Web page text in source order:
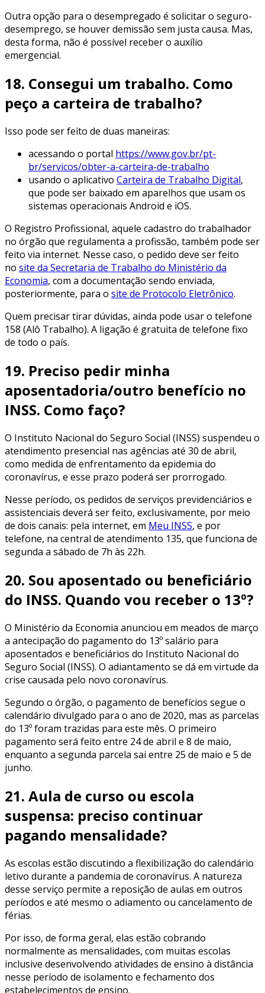
Outra opção para o desempregado é solicitar o seguro-
desemprego, se houver demissão sem justa causa. Mas,
desta forma, não é possível receber o auxílio
emergencial.
18. Consegui um trabalho. Como
peço a carteira de trabalho?
Isso pode ser feito de duas maneiras:
acessando o portal https://www.gov.br/pt-
br/servicos/obter-a-carteira-de-trabalho
usando o aplicativo Carteira de Trabalho Digital,
que pode ser baixado em aparelhos que usam os
sistemas operacionais Android e iOS.
O Registro Profissional, aquele cadastro do trabalhador
no órgão que regulamenta a profissão, também pode ser
feito via internet. Nesse caso, o pedido deve ser feito
no site da Secretaria de Trabalho do Ministério da
Economia, com a documentação sendo enviada,
posteriormente, para o site de Protocolo Eletrônico.
Quem precisar tirar dúvidas, ainda pode usar o telefone
158 (Alô Trabalho). A ligação é gratuita de telefone fixo
de todo o país.
19. Preciso pedir minha
aposentadoria/outro benefício no
INSS. Como faço?
O Instituto Nacional do Seguro Social (INSS) suspendeu o
atendimento presencial nas agências até 30 de abril,
como medida de enfrentamento da epidemia do
coronavírus, e esse prazo poderá ser prorrogado.
Nesse período, os pedidos de serviços previdenciários e
assistenciais deverá ser feito, exclusivamente, por meio
de dois canais: pela internet, em Meu INSS, e por
telefone, na central de atendimento 135, que funciona de
segunda a sábado de 7h às 22h.
20. Sou aposentado ou beneficiário
do INSS. Quando vou receber o 13º?
O Ministério da Economia anunciou em meados de março
a antecipação do pagamento do 13º salário para
aposentados e beneficiários do Instituto Nacional do
Seguro Social (INSS). O adiantamento se dá em virtude da
crise causada pelo novo coronavírus.
Segundo o órgão, o pagamento de benefícios segue o
calendário divulgado para o ano de 2020, mas as parcelas
do 13º foram trazidas para este mês. O primeiro
pagamento será feito entre 24 de abril e 8 de maio,
enquanto a segunda parcela sai entre 25 de maio e 5 de
junho.
21. Aula de curso ou escola
suspensa: preciso continuar
pagando mensalidade?
As escolas estão discutindo a flexibilização do calendário
letivo durante a pandemia de coronavírus. A natureza
desse serviço permite a reposição de aulas em outros
períodos e até mesmo o adiamento ou cancelamento de
férias.
Por isso, de forma geral, elas estão cobrando
normalmente as mensalidades, com muitas escolas
inclusive desenvolvendo atividades de ensino à distância
nesse período de isolamento e fechamento dos
estabelecimentos de ensino.